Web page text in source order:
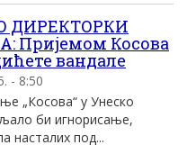
ДИРЕКТОРКИ
Пријемом Косова
вандале
- 8:50
„Косова“ у Унеско
би игнорисање,
насталих под...